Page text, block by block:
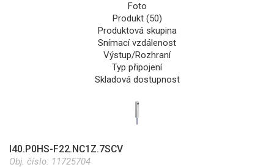
Foto
Produkt (50)
Produktová skupina
Snímací vzdálenost
Výstup/Rozhraní
Typ připojení
Skladová dostupnost
I40.P0HS-F22.NC1Z.7SCV
Obj. číslo: 11725704